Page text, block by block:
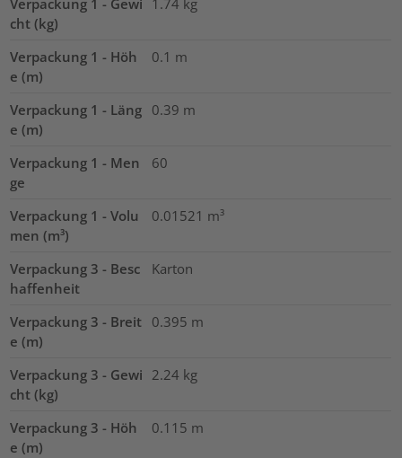
Verpackung 1 - Gewi
cht (kg)
1.74 kg
Verpackung 1 - Höh
e (m)
0.1 m
Verpackung 1 - Läng
e (m)
0.39 m
Verpackung 1 - Men
ge
60
Verpackung 1 - Volu
men (m³)
0.01521 m³
Verpackung 3 - Besc
haffenheit
Karton
Verpackung 3 - Breit
e (m)
0.395 m
Verpackung 3 - Gewi
cht (kg)
2.24 kg
Verpackung 3 - Höh
e (m)
0.115 m